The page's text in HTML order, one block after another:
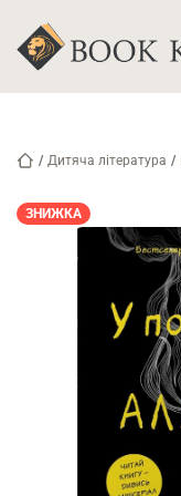
/ Дитяча література /
ЗНИЖКА